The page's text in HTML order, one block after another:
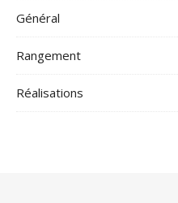
Général
Rangement
Réalisations